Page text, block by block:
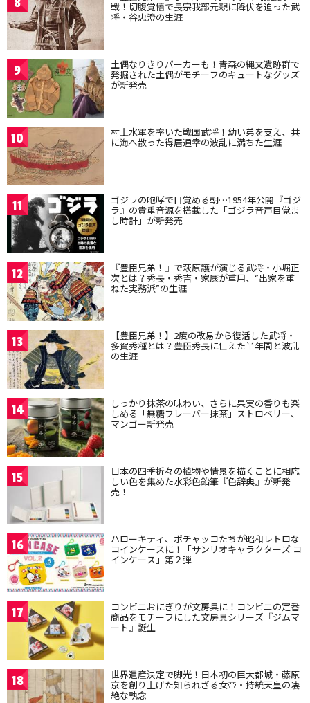
8 戦！切腹覚悟で長宗我部元親に降伏を迫った武
将・谷忠澄の生涯
9 土偶なりきりパーカーも！青森の縄文遺跡群で
発掘された土偶がモチーフのキュートなグッズ
が新発売
10 村上水軍を率いた戦国武将！幼い弟を支え、共
に海へ散った得居通幸の波乱に満ちた生涯
11 ゴジラの咆哮で目覚める朝…1954年公開『ゴジ
ラ』の貴重音源を搭載した「ゴジラ音声目覚ま
し時計」が新発売
12 『豊臣兄弟！』で萩原護が演じる武将・小堀正
次とは？秀長・秀吉・家康が重用、“出家を重
ねた実務派”の生涯
13 【豊臣兄弟！】2度の改易から復活した武将・
多賀秀種とは？豊臣秀長に仕えた半年間と波乱
の生涯
14 しっかり抹茶の味わい、さらに果実の香りも楽
しめる「無糖フレーバー抹茶」ストロベリー、
マンゴー新発売
15 日本の四季折々の植物や情景を描くことに相応
しい色を集めた水彩色鉛筆『色辞典』が新発
売！
16 ハローキティ、ポチャッコたちが昭和レトロな
コインケースに！「サンリオキャラクターズ コ
インケース」第２弾
17 コンビニおにぎりが文房具に！コンビニの定番
商品をモチーフにした文房具シリーズ『ジムマ
ート』誕生
18 世界遺産決定で脚光！日本初の巨大都城・藤原
京を創り上げた知られざる女帝・持統天皇の凄
絶な執念